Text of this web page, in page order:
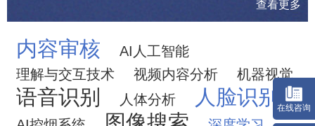
查看更多
内容审核
AI人工智能
理解与交互技术
视频内容分析 机器视觉
语音识别 人体分析 人脸识别